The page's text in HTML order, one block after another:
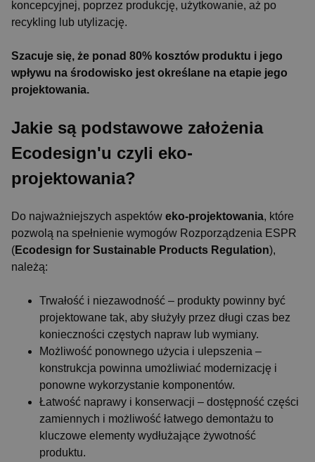
koncepcyjnej, poprzez produkcję, użytkowanie, aż po
recykling lub utylizację.
Szacuje się, że ponad 80% kosztów produktu i jego
wpływu na środowisko jest określane na etapie jego
projektowania.
Jakie są podstawowe założenia
Ecodesign'u czyli eko-
projektowania?
Do najważniejszych aspektów eko-projektowania, które
pozwolą na spełnienie wymogów Rozporządzenia ESPR
(Ecodesign for Sustainable Products Regulation),
należą:
Trwałość i niezawodność – produkty powinny być
projektowane tak, aby służyły przez długi czas bez
konieczności częstych napraw lub wymiany.
Możliwość ponownego użycia i ulepszenia –
konstrukcja powinna umożliwiać modernizację i
ponowne wykorzystanie komponentów.
Łatwość naprawy i konserwacji – dostępność części
zamiennych i możliwość łatwego demontażu to
kluczowe elementy wydłużające żywotność
produktu.